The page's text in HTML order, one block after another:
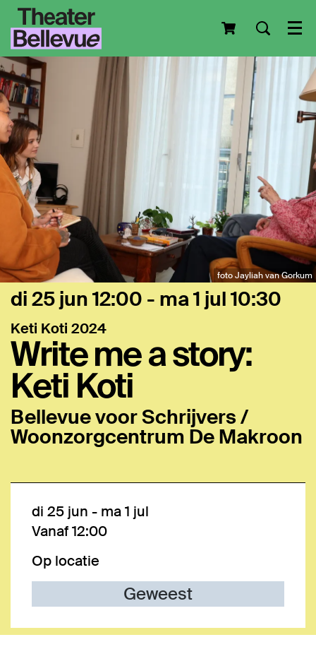
foto Jayliah van Gorkum
Write me a story:
Keti Koti
Bellevue voor Schrijvers /
Woonzorgcentrum De Makroon
Keti Koti 2024
di 25 jun12:00 - ma 1 jul10:30
di 25 jun - ma 1 jul
Vanaf 12:00
Op locatie
Geweest